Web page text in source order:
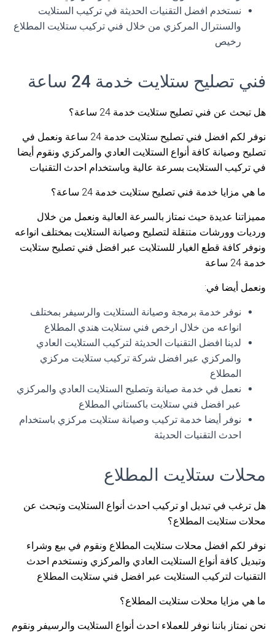
نستخدم افضل التقنيات الحديثة في تركيب الستلايت
والسنترال المركزي من خلال فني تركيب ستلايت المطلاع
رخيص
فني تصليح ستلايت خدمة 24 ساعة
هل تبحث عن فني تصليح ستلايت خدمة 24 ساعة؟
نوفر لكم افضل فني تصليح ستلايت خدمة 24 ساعة ونعمل في
تصليح وصيانة كافة أنواع الستلايت العادي والمركزي ونقوم أيضا
في تركيب الستلايت بسرعة عالية وباستخدام احدث التقنيات
ما هي مزايا خدمة فني تصليح ستلايت خدمة 24 ساعة؟
مميزاتنا عديدة حيث نمتاز بالسرعة العالية ونعمل من خلال
ورديات وورشات متنقلة لتصليح وصيانة الستلايت بمختلف انواعه
ونوفر كافة قطع الغيار للستلايت عبر افضل فني تصليح ستلايت
خدمة 24 ساعة
ونعمل أيضا في:
نوفر خدمة برمجة وصيانة الستلايت والرسيفر بمختلف
انواعه من خلال ارخص فني ستلايت هندي المطلاع
لدينا افضل التقنيات الحديثة لتركيب الستلايت العادي
والمركزي عبر افضل شركة تركيب ستلايت مركزي
المطلاع
نعمل في خدمة صيانة وتصليح الستلايت العادي والمركزي
عبر افضل فني ستلايت باكستاني المطلاع
نوفر أيضا خدمة تركيب وصيانة ستلايت مركزي باستخدام
احدث التقنيات الحديثة
محلات ستلايت المطلاع
هل ترغب في تبديل او تركيب احدث أنواع الستلايت وتبحث عن
محلات ستلايت المطلاع؟
نوفر لكم افضل محلات ستلايت المطلاع ونقوم في بيع وشراء
وتبديل كافة أنواع الستلايت العادي والمركزي ونستخدم احدث
التقنيات لتركيب الستلايت عبر افضل فني ستلايت المطلاع
ما هي مزايا محلات ستلايت المطلاع؟
نحن نمتاز باننا نوفر للعملاء احدث أنواع الستلايت والرسيفر ونقوم